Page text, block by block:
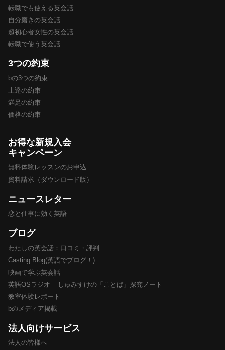
転職でも使える英会話
自分磨きの英会話
超初心者女性の英会話
転職で使う英会話
3つの約束
bの3つの約束
上達の約束
満足の約束
価格の約束
お得な新規入会
キャンペーン
無料体験レッスンのお申込
資料請求（ダウンロード版）
ニュースレター
恋と仕事に効く英語
ブログ
わたしの英会話：口コミ・評判
Casting Blog(英語でブログ！)
映画で学ぶ英会話
英語OSラジオ – しゅみすけの「ことば」探究ノート
教室体験レポート
bのメディア掲載
法人向けサービス
法人の皆様へ